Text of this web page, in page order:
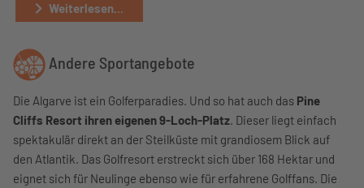
Weiterlesen...
Andere Sportangebote
Die Algarve ist ein Golferparadies. Und so hat auch das Pine
Cliffs Resort ihren eigenen 9-Loch-Platz. Dieser liegt einfach
spektakulär direkt an der Steilküste mit grandiosem Blick auf
den Atlantik. Das Golfresort erstreckt sich über 168 Hektar und
eignet sich für Neulinge ebenso wie für erfahrene Golffans. Die